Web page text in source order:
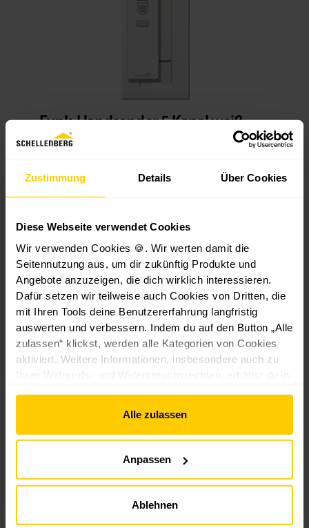
Zustimmung Details Über Cookies
Diese Webseite verwendet Cookies
Wir verwenden Cookies 🍪. Wir werten damit die
Seitennutzung aus, um dir zukünftig Produkte und
Angebote anzuzeigen, die dich wirklich interessieren.
Dafür setzen wir teilweise auch Cookies von Dritten, die
mit Ihren Tools deine Benutzererfahrung langfristig
auswerten und verbessern. Indem du auf den Button „Alle
zulassen“ klickst, werden alle Kategorien von Cookies
aktiviert. Weitere Informationen, insbesondere auch zu
Ihren Widerrufs- und Widerspruchsrechten, erhältst du in
Alle zulassen
Anpassen
Ablehnen
Funk-Handsender 5 Kanal weiß
Güteklasse
Neuware